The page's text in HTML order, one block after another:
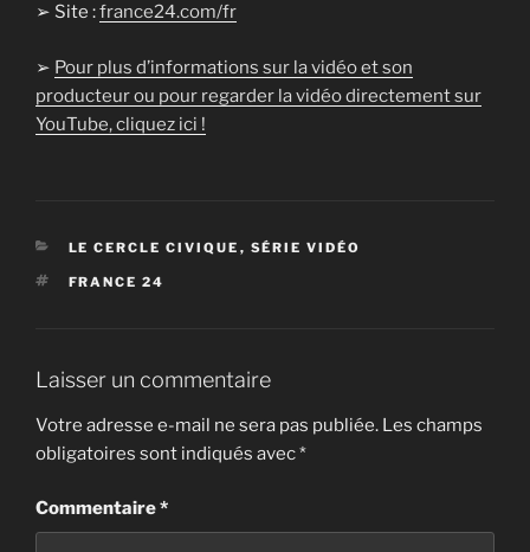
➢ Site :france24.com/fr
➢ Pour plus d’informations sur la vidéo et son
producteur ou pour regarder la vidéo directement sur
YouTube, cliquez ici !
CATÉGORIES
LE CERCLE CIVIQUE , SÉRIE VIDÉO
ÉTIQUETTES
FRANCE 24
Laisser un commentaire
Votre adresse e-mail ne sera pas publiée. Les champs
obligatoires sont indiqués avec*
Commentaire*